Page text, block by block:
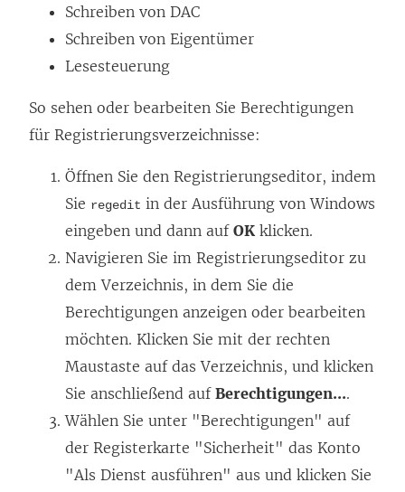
Schreiben von DAC
Schreiben von Eigentümer
Lesesteuerung
So sehen oder bearbeiten Sie Berechtigungen
für Registrierungsverzeichnisse:
Öffnen Sie den Registrierungseditor, indem
Sie regedit in der Ausführung von Windows
eingeben und dann auf OK klicken.
Navigieren Sie im Registrierungseditor zu
dem Verzeichnis, in dem Sie die
Berechtigungen anzeigen oder bearbeiten
möchten. Klicken Sie mit der rechten
Maustaste auf das Verzeichnis, und klicken
Sie anschließend auf Berechtigungen....
Wählen Sie unter "Berechtigungen" auf
der Registerkarte "Sicherheit" das Konto
"Als Dienst ausführen" aus und klicken Sie